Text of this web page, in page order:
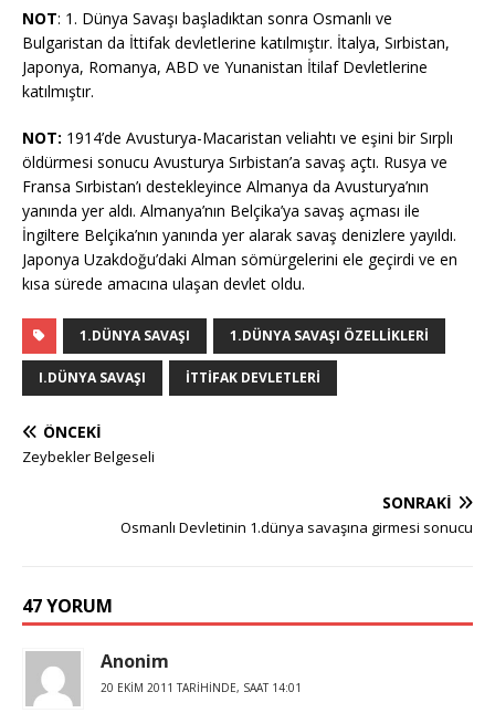
NOT: 1. Dünya Savaşı başladıktan sonra Osmanlı ve
Bulgaristan da İttifak devletlerine katılmıştır. İtalya, Sırbistan,
Japonya, Romanya, ABD ve Yunanistan İtilaf Devletlerine
katılmıştır.
NOT: 1914’de Avusturya-Macaristan veliahtı ve eşini bir Sırplı
öldürmesi sonucu Avusturya Sırbistan’a savaş açtı. Rusya ve
Fransa Sırbistan’ı destekleyince Almanya da Avusturya’nın
yanında yer aldı. Almanya’nın Belçika’ya savaş açması ile
İngiltere Belçika’nın yanında yer alarak savaş denizlere yayıldı.
Japonya Uzakdoğu’daki Alman sömürgelerini ele geçirdi ve en
kısa sürede amacına ulaşan devlet oldu.
1.DÜNYA SAVAŞI 1.DÜNYA SAVAŞI ÖZELLIKLERI
I.DÜNYA SAVAŞI ITTIFAK DEVLETLERI
ÖNCEKI
Zeybekler Belgeseli
SONRAKI
Osmanlı Devletinin 1.dünya savaşına girmesi sonucu
47 YORUM
Anonim
20 EKIM 2011 TARIHINDE, SAAT 14:01